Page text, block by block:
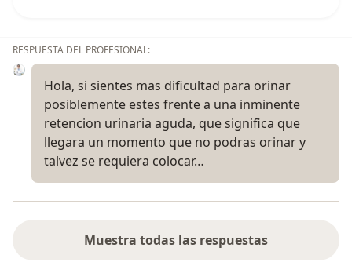
RESPUESTA DEL PROFESIONAL:
Hola, si sientes mas dificultad para orinar
posiblemente estes frente a una inminente
retencion urinaria aguda, que significa que
llegara un momento que no podras orinar y
talvez se requiera colocar…
Muestra todas las respuestas